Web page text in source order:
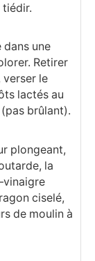
tiédir.
dans une
Retirer
verser le
lactés au
brûlant).
plongeant,
la
ciselé,
de moulin à